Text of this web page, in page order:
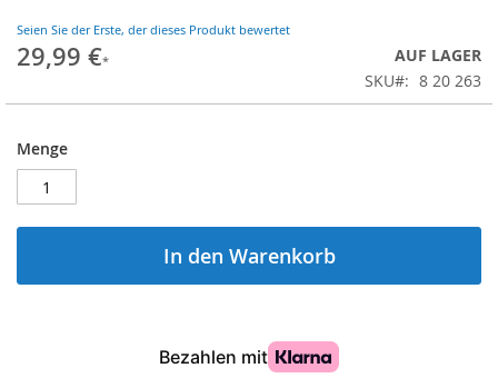
Seien Sie der Erste, der dieses Produkt bewertet
29,99 €
AUF LAGER
SKU
8 20 263
Menge
In den Warenkorb